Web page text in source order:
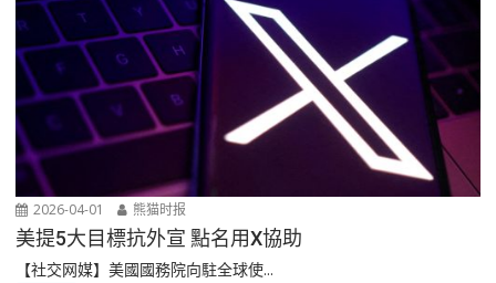
2026-04-01 熊猫时报
美提5大目標抗外宣 點名用X協助
【社交网媒】美國國務院向駐全球使...